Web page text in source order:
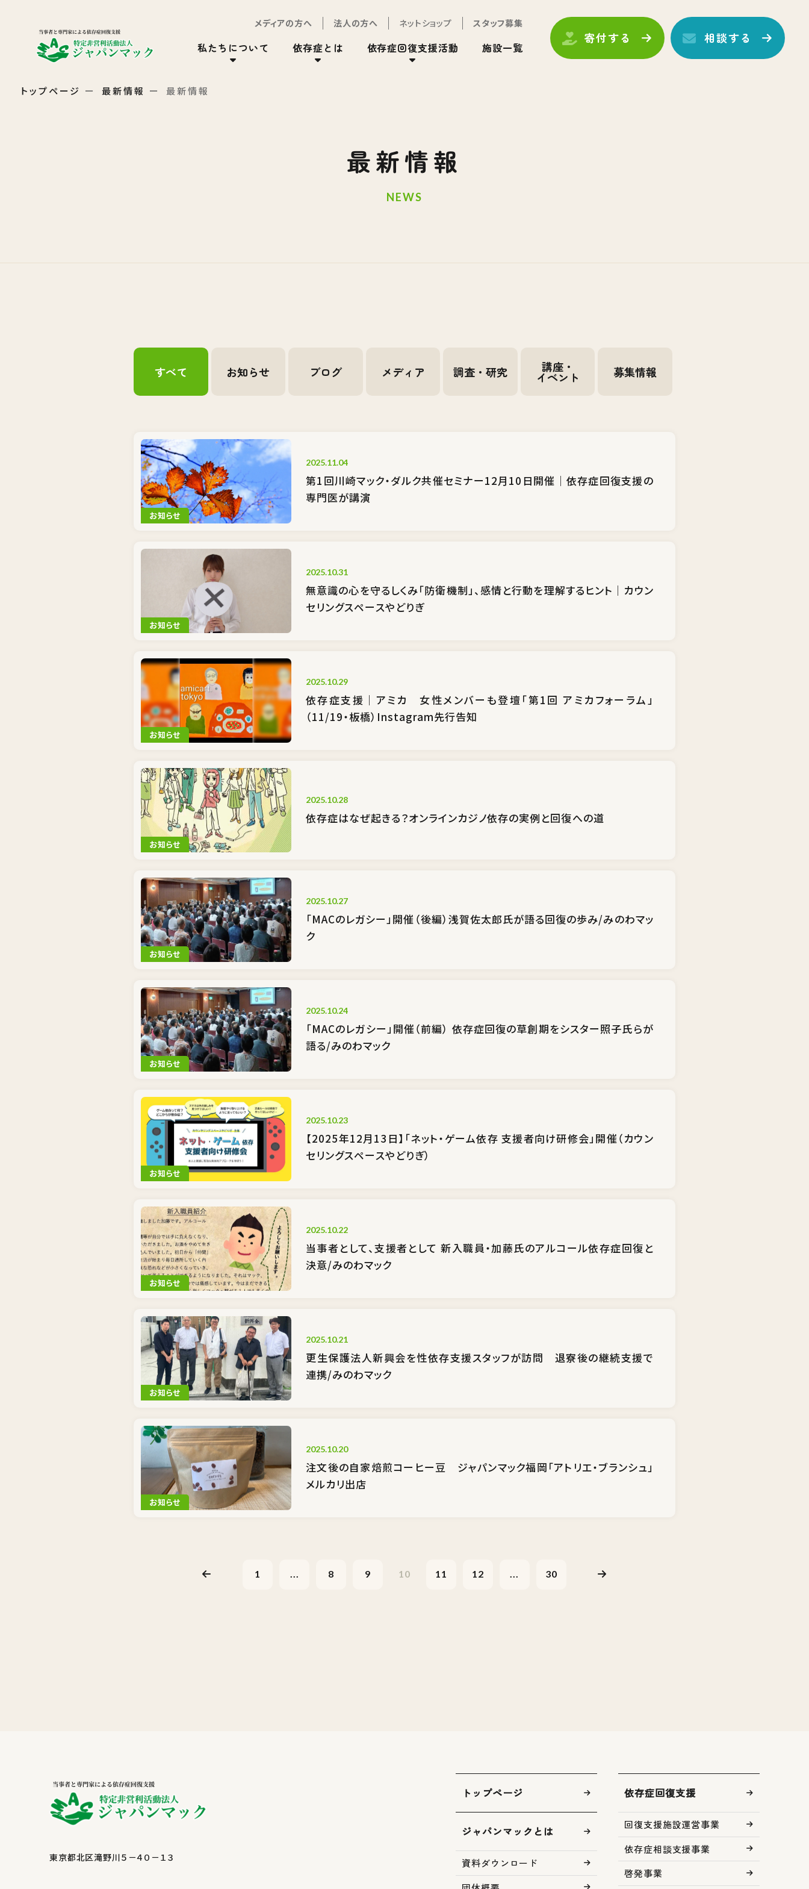
メディアの方へ 法人の方へ ネットショップ スタッフ募集
私たちについて 依存症とは 依存症回復支援活動 施設一覧
寄付する 相談する
トップページ 最新情報 最新情報
最新情報
NEWS
すべて お知らせ ブログ メディア 調査・研究 講座・
イベント 募集情報
お知らせ
2025.11.04
第1回川崎マック・ダルク共催セミナー12月10日開催｜依存症回復支援の
専門医が講演
お知らせ
2025.10.31
無意識の心を守るしくみ「防衛機制」、感情と行動を理解するヒント｜カウン
セリングスペースやどりぎ
お知らせ
2025.10.29
依存症支援｜アミカ 女性メンバーも登壇「第1回 アミカフォーラム」
（11/19・板橋）Instagram先行告知
お知らせ
2025.10.28
依存症はなぜ起きる？オンラインカジノ依存の実例と回復への道
お知らせ
2025.10.27
「MACのレガシー」開催（後編）浅賀佐太郎氏が語る回復の歩み/みのわマッ
ク
お知らせ
2025.10.24
「MACのレガシー」開催（前編） 依存症回復の草創期をシスター照子氏らが
語る/みのわマック
お知らせ
2025.10.23
【2025年12月13日】「ネット・ゲーム依存 支援者向け研修会」開催（カウン
セリングスペースやどりぎ）
お知らせ
2025.10.22
当事者として、支援者として 新入職員・加藤氏のアルコール依存症回復と
決意/みのわマック
お知らせ
2025.10.21
更生保護法人新興会を性依存支援スタッフが訪問 退寮後の継続支援で
連携/みのわマック
お知らせ
2025.10.20
注文後の自家焙煎コーヒー豆 ジャパンマック福岡「アトリエ・ブランシュ」
メルカリ出店
1 ... 8 9 10 11 12 ... 30
東京都北区滝野川５－４０－１３
トップページ
ジャパンマックとは
資料ダウンロード
依存症回復支援
回復支援施設運営事業
依存症相談支援事業
啓発事業